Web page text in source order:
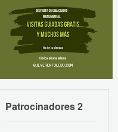
Patrocinadores 2